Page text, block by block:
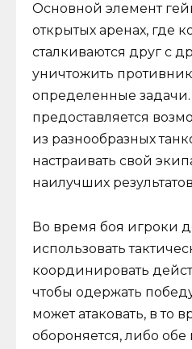
Основной элемент
открытых аренах, где
сталкиваются друг с
уничтожить
определенные
предоставляется
из разнообразных
настраивать свой
наилучших
Во время боя игроки
использовать
координировать
чтобы одержать
может атаковать, в то
обороняется, либо